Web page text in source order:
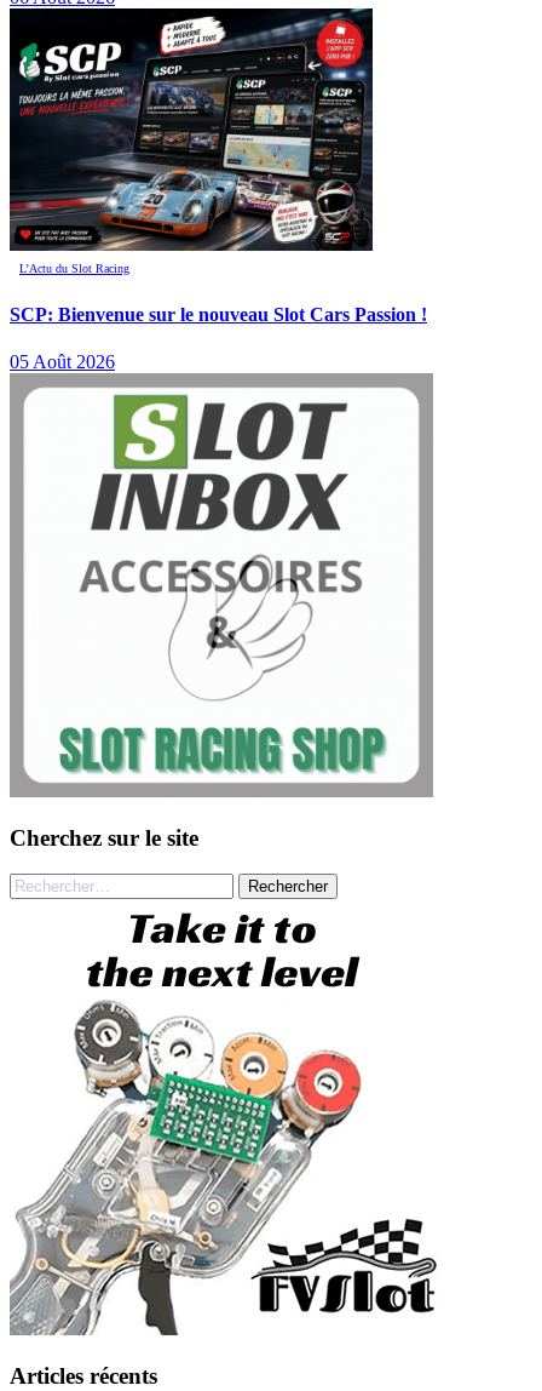
L’Actu du Slot Racing
SCP: Bienvenue sur le nouveau Slot Cars Passion !
05 Août 2026
Cherchez sur le site
Rechercher :
Articles récents